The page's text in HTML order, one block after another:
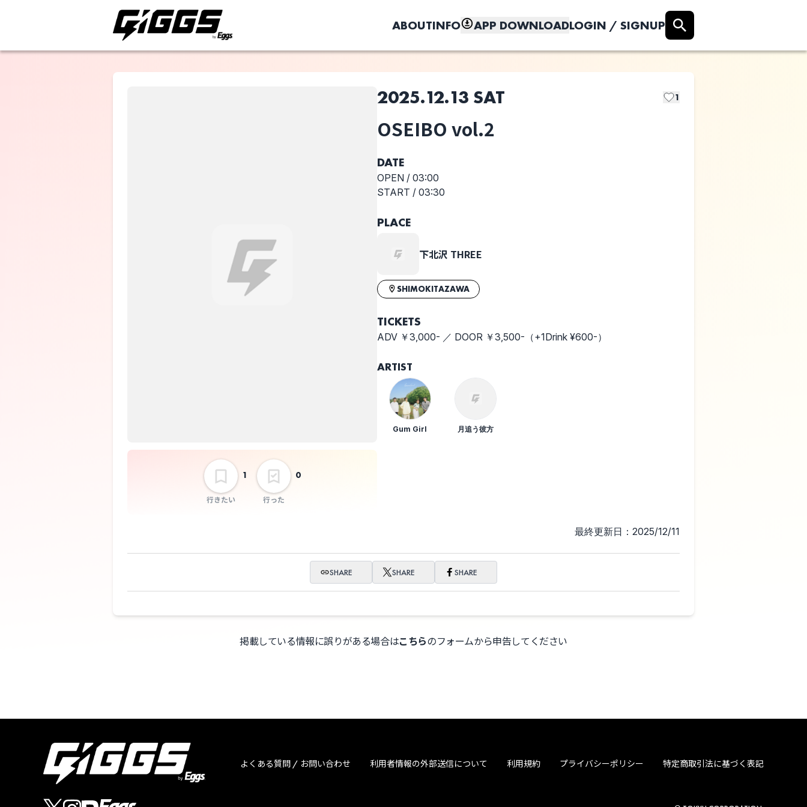
ABOUTINFO APP DOWNLOADLOGIN / SIGNUP
行きたい
1
行った
0
選択しない
2025.12.13 SAT 1
OSEIBO vol.2
DATE
OPEN / 03:00
START / 03:30
PLACE
下北沢 THREE
SHIMOKITAZAWA
TICKETS
ADV ￥3,000- ／ DOOR ￥3,500-（+1Drink ¥600-）
ARTIST
Gum Girl 月追う彼方
最終更新日：2025/12/11
SHARE SHARE SHARE
掲載している情報に誤りがある場合はこちらのフォームから申告してください
このライブの取り置きは終了しました
よくある質問 / お問い合わせ 利用者情報の外部送信について 利用規約 プライバシーポリシー 特定商取引法に基づく表記